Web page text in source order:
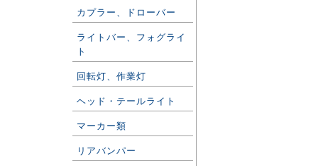
カプラー、ドローバー
ライトバー、フォグライ
ト
回転灯、作業灯
ヘッド・テールライト
マーカー類
リアバンパー